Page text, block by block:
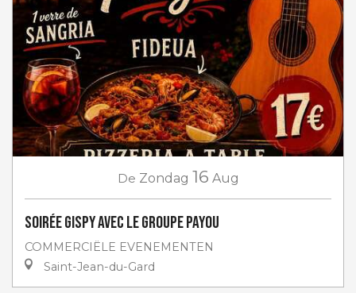
De Zondag 16 Aug
Soirée Gispy avec le groupe Payou
COMMERCIËLE EVENEMENTEN
Saint-Jean-du-Gard